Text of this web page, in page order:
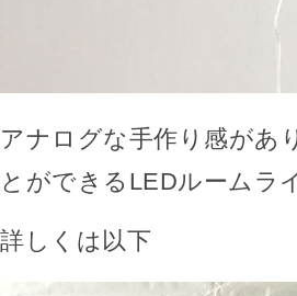
アナログな手作り感があ
とができるLEDルームラ
詳しくは以下